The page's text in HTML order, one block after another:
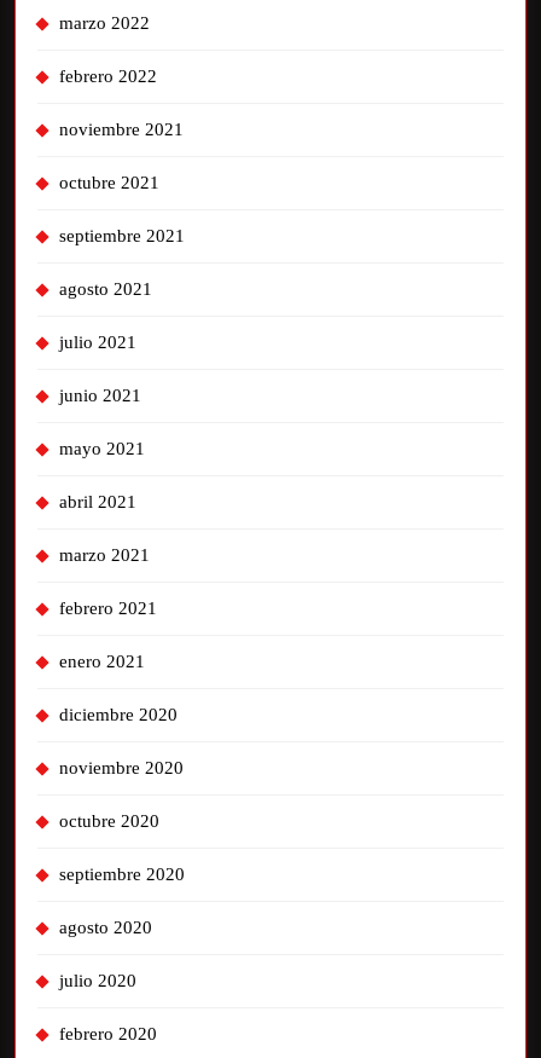
marzo 2022
febrero 2022
noviembre 2021
octubre 2021
septiembre 2021
agosto 2021
julio 2021
junio 2021
mayo 2021
abril 2021
marzo 2021
febrero 2021
enero 2021
diciembre 2020
noviembre 2020
octubre 2020
septiembre 2020
agosto 2020
julio 2020
febrero 2020